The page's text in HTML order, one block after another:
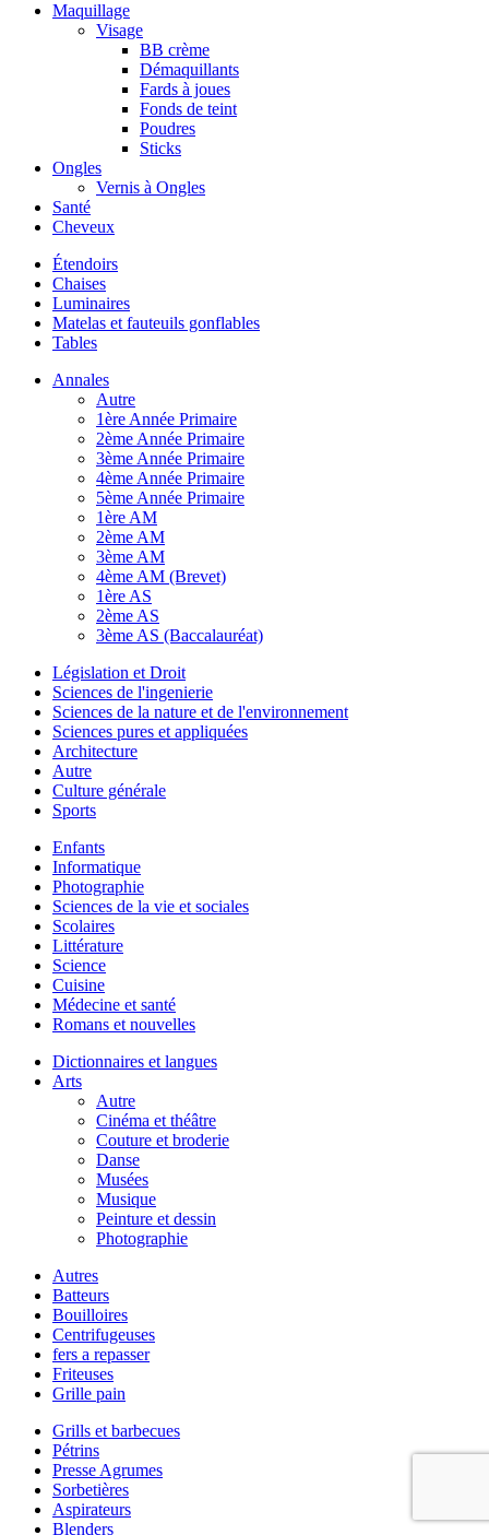
Maquillage
Visage
BB crème
Démaquillants
Fards à joues
Fonds de teint
Poudres
Sticks
Ongles
Vernis à Ongles
Santé
Cheveux
Étendoirs
Chaises
Luminaires
Matelas et fauteuils gonflables
Tables
Annales
Autre
1ère Année Primaire
2ème Année Primaire
3ème Année Primaire
4ème Année Primaire
5ème Année Primaire
1ère AM
2ème AM
3ème AM
4ème AM (Brevet)
1ère AS
2ème AS
3ème AS (Baccalauréat)
Législation et Droit
Sciences de l'ingenierie
Sciences de la nature et de l'environnement
Sciences pures et appliquées
Architecture
Autre
Culture générale
Sports
Enfants
Informatique
Photographie
Sciences de la vie et sociales
Scolaires
Littérature
Science
Cuisine
Médecine et santé
Romans et nouvelles
Dictionnaires et langues
Arts
Autre
Cinéma et théâtre
Couture et broderie
Danse
Musées
Musique
Peinture et dessin
Photographie
Autres
Batteurs
Bouilloires
Centrifugeuses
fers a repasser
Friteuses
Grille pain
Grills et barbecues
Pétrins
Presse Agrumes
Sorbetières
Aspirateurs
Blenders